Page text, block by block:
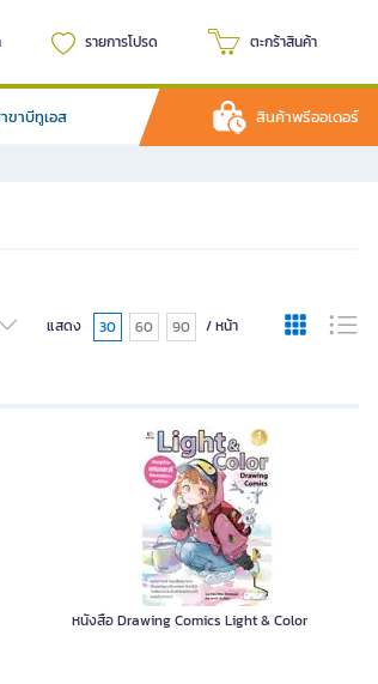
รายการโปรด ตะกร้าสินค้า
ขาบีทูเอส สินค้าพรีออเดอร์
แสดง 30 60 90 / หน้า
หนังสือ Drawing Comics Light & Color